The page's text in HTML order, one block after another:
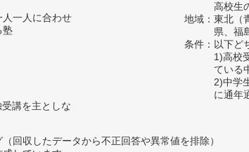
一人に合わせ
塾
講を主としな
高校生
地域：東北（
県、福
条件：以下ど
1)高校
ている
2)中学
に通年
回収したデータから不正回答や異常値を排除）